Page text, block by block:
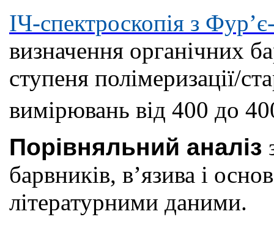
ІЧ-спектроскопія з
визначення органічних
ступеня полімеризації/
вимірювань від 400 до
Порівняльний аналіз
барвників, в’язива і
літературними даними.